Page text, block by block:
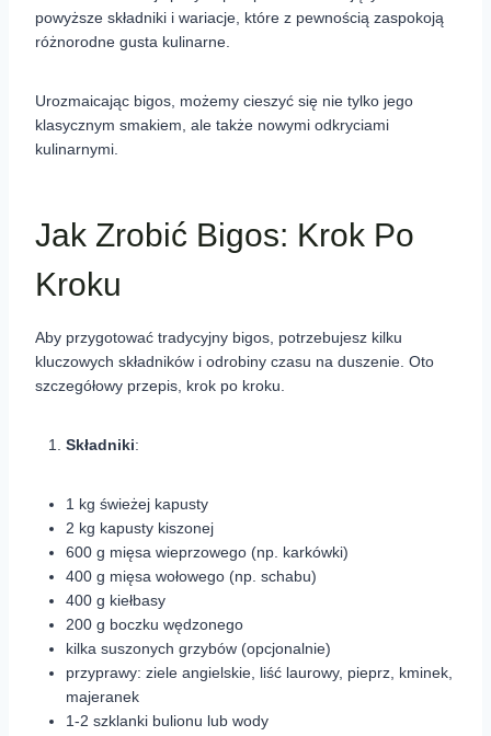
powyższe składniki i wariacje, które z pewnością zaspokoją
różnorodne gusta kulinarne.
Urozmaicając bigos, możemy cieszyć się nie tylko jego
klasycznym smakiem, ale także nowymi odkryciami
kulinarnymi.
Jak Zrobić Bigos: Krok Po
Kroku
Aby przygotować tradycyjny bigos, potrzebujesz kilku
kluczowych składników i odrobiny czasu na duszenie. Oto
szczegółowy przepis, krok po kroku.
Składniki:
1 kg świeżej kapusty
2 kg kapusty kiszonej
600 g mięsa wieprzowego (np. karkówki)
400 g mięsa wołowego (np. schabu)
400 g kiełbasy
200 g boczku wędzonego
kilka suszonych grzybów (opcjonalnie)
przyprawy: ziele angielskie, liść laurowy, pieprz, kminek,
majeranek
1-2 szklanki bulionu lub wody